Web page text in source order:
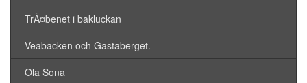
TrÃ¤benet i bakluckan
Veabacken och Gastaberget.
Ola Sona